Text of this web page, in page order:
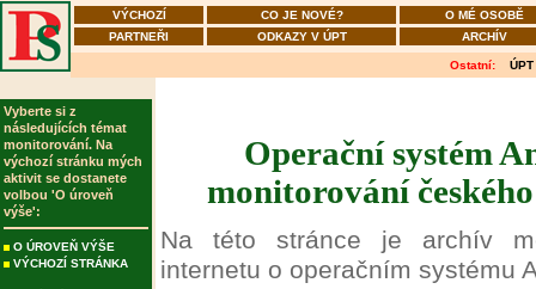
VÝCHOZÍ CO JE NOVÉ?
O MÉ OSOBĚ
PARTNEŘI
ODKAZY V ÚPT ARCHÍV
Ostatní: ÚPT
Vyberte si z
následujících témat
monitorování. Na
výchozí stránku mých
aktivit se dostanete
volbou 'O úroveň
výše':
O ÚROVEŇ VÝŠE
VÝCHOZÍ STRÁNKA
Operační systém
monitorování
Na této stránce je archív
internetu o operačním systému